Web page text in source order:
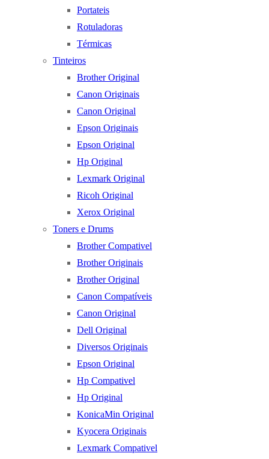
Portateis
Rotuladoras
Térmicas
Tinteiros
Brother Original
Canon Originais
Canon Original
Epson Originais
Epson Original
Hp Original
Lexmark Original
Ricoh Original
Xerox Original
Toners e Drums
Brother Compativel
Brother Originais
Brother Original
Canon Compatíveis
Canon Original
Dell Original
Diversos Originais
Epson Original
Hp Compativel
Hp Original
KonicaMin Original
Kyocera Originais
Lexmark Compativel